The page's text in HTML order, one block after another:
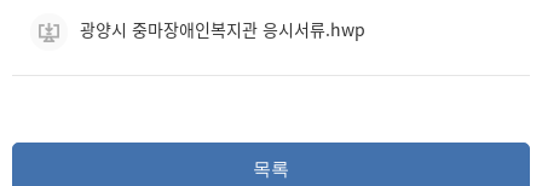
광양시 중마장애인복지관 응시서류.hwp
목록